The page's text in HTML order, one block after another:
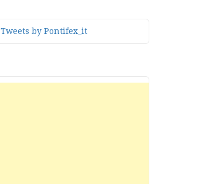
Tweets by Pontifex_it